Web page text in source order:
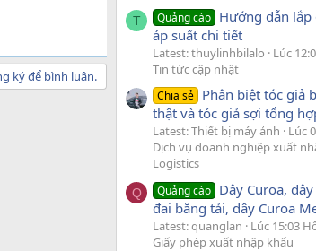
ký để bình luận.
T Quảng cáo Hướng dẫn
áp suất chi tiết
Latest: thuylinhbilalo
Lúc
Tin tức cập nhật
Chia sẻ Phân biệt tóc giả
thật và tóc giả sợi tổng
Latest: Thiết bị máy ảnh
Lúc
Dịch vụ doanh nghiệp xuất
Logistics
Q Quảng cáo Dây Curoa,
đai băng tải, dây Curoa
Latest: quanglan
Lúc 15:03
Giấy phép xuất nhập khẩu